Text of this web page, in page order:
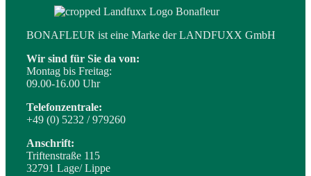
BONAFLEUR ist eine Marke der LANDFUXX GmbH
Wir sind für Sie da von:
Montag bis Freitag:
09.00-16.00 Uhr
Telefonzentrale:
+49 (0) 5232 / 979260
Anschrift:
Triftenstraße 115
32791 Lage/ Lippe